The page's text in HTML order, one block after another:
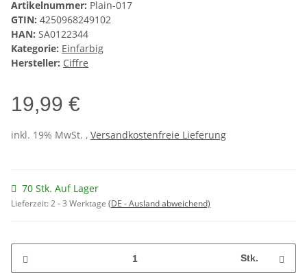
Artikelnummer: Plain-017
GTIN: 4250968249102
HAN: SA0122344
Kategorie: Einfarbig
Hersteller: Ciffre
19,99 €
inkl. 19% MwSt. , Versandkostenfreie Lieferung
70 Stk. Auf Lager
Lieferzeit:2 - 3 Werktage (DE - Ausland abweichend)
Stk.